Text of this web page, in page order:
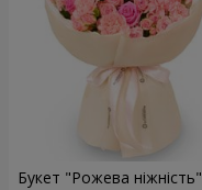
Букет "Рожева ніжність"